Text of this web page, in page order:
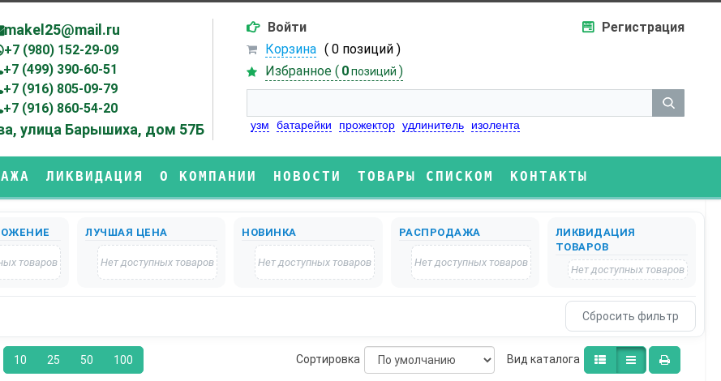
makel25@mail.ru
+7 (980) 152-29-09
+7 (499) 390-60-51
+7 (916) 805-09-79
+7 (916) 860-54-20
улица Барышиха, дом 57Б
Войти
Регистрация
Корзина ( 0 позиций )
Избранное ( 0 позиций )
узм батарейки прожектор удлинитель изолента
ЛИКВИДАЦИЯ О КОМПАНИИ НОВОСТИ ТОВАРЫ СПИСКОМ КОНТАКТЫ
товаров
ЛУЧШАЯ ЦЕНА
Нет доступных товаров
НОВИНКА
Нет доступных товаров
РАСПРОДАЖА
Нет доступных товаров
ЛИКВИДАЦИЯ
ТОВАРОВ
Нет доступных товаров
10 25 50 100 Bид каталога
Сортировка